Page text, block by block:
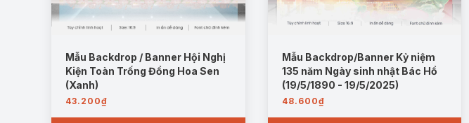
Mẫu Backdrop / Banner Hội Nghị
Kiện Toàn Trống Đồng Hoa Sen
(Xanh)
43.200₫
Mẫu Backdrop/Banner Kỷ niệm
135 năm Ngày sinh nhật Bác Hồ
(19/5/1890 - 19/5/2025)
48.600₫